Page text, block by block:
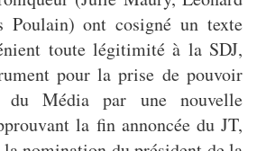
ont cosigné un texte
toute légitimité à la SDJ,
pour la prise de pouvoir
du Média par une nouvelle
la fin annoncée du JT,